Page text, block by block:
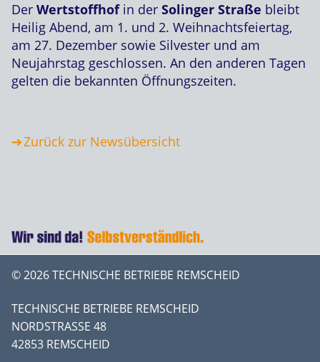
Der Wertstoffhofin der Solinger Straße bleibt
Heilig Abend, am 1. und 2. Weihnachtsfeiertag,
am 27. Dezember sowie Silvester und am
Neujahrstag geschlossen. An den anderen Tagen
gelten die bekannten Öffnungszeiten.
Zurück zur Newsübersicht
© 2026 TECHNISCHE BETRIEBE REMSCHEID
TECHNISCHE BETRIEBE REMSCHEID
NORDSTRASSE 48
42853 REMSCHEID